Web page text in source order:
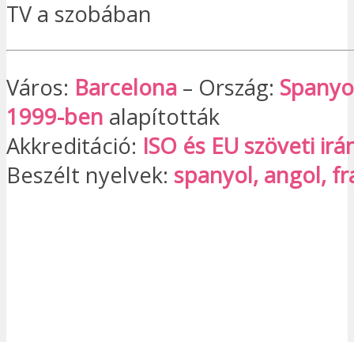
TV a szobában
Város: Barcelona – Ország:
1999-ben alapították
Akkreditáció: ISO és EU szöveti
Beszélt nyelvek: spanyol, angol,